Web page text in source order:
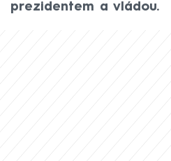
prezidentem a vládou.